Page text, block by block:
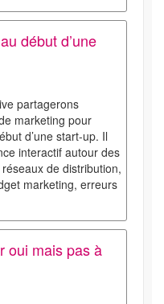
début d’une
partagerons
marketing pour
d’une start-up. Il
interactif autour des
de distribution,
marketing, erreurs
oui mais pas à